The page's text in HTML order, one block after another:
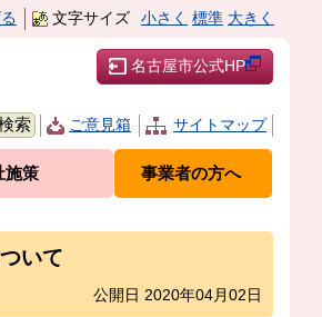
文字サイズ 小さく 標準 大きく
名古屋市公式HP
ご意見箱 サイトマップ
施策 事業者の方へ
いて
公開日 2020年04月02日